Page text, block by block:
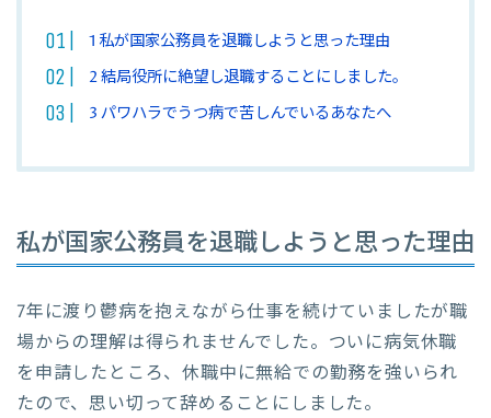
1 私が国家公務員を退職しようと思った理由
2結局役所に絶望し退職することにしました。
3 パワハラでうつ病で苦しんでいるあなたへ
私が国家公務員を退職しようと思った理由
7年に渡り鬱病を抱えながら仕事を続けていましたが職
場からの理解は得られませんでした。ついに病気休職
を申請したところ、休職中に無給での勤務を強いられ
たので、思い切って辞めることにしました。